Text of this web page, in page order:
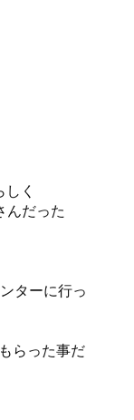
く
んだった
ターに行っ
らった事だ